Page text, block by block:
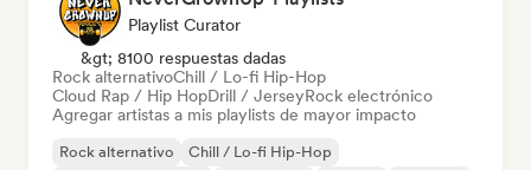
Playlist Curator
&gt; 8100 respuestas dadas
Rock alternativoChill / Lo-fi Hip-Hop
Cloud Rap / Hip HopDrill / JerseyRock electrónico
Agregar artistas a mis playlists de mayor impacto
Rock alternativo
Chill / Lo-fi Hip-Hop